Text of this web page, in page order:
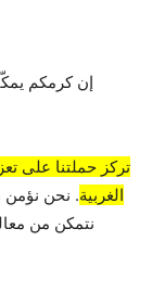
إن كرمكم
تركز حملتنا على
الغربية. نحن نؤمن
نتمكن من